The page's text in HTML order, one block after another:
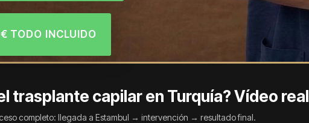
TODO INCLUIDO
trasplante capilar en Turquía? Vídeo real
completo: llegada a Estambul → intervención → resultado final.